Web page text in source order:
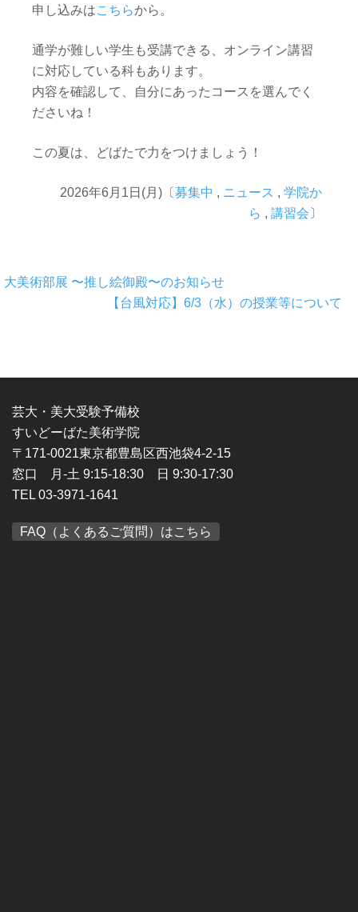
申し込みはこちらから。
通学が難しい学生も受講できる、オンライン講習
に対応している科もあります。
内容を確認して、自分にあったコースを選んでく
ださいね！
この夏は、どばたで力をつけましょう！
2026年6月1日(月)〔 募集中 , ニュース , 学院か
ら , 講習会 〕
大美術部展 〜推し絵御殿〜のお知らせ
【台風対応】6/3（水）の授業等について
芸大・美大受験予備校
すいどーばた美術学院
〒171-0021東京都豊島区西池袋4-2-15
窓口 月-土 9:15-18:30 日 9:30-17:30
TEL 03-3971-1641
FAQ（よくあるご質問）はこちら